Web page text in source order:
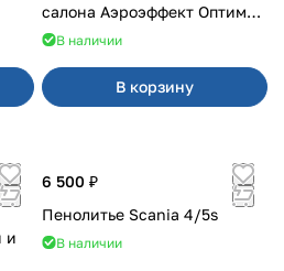
салона Аэроэффект Оптимал
на 4х4
В наличии
В корзину
и
6 500 ₽
Пенолитье Scania 4/5s
В наличии